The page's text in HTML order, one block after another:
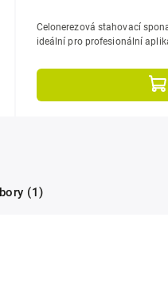
Celonerezová stahovací
ideální pro profesionální
(1)